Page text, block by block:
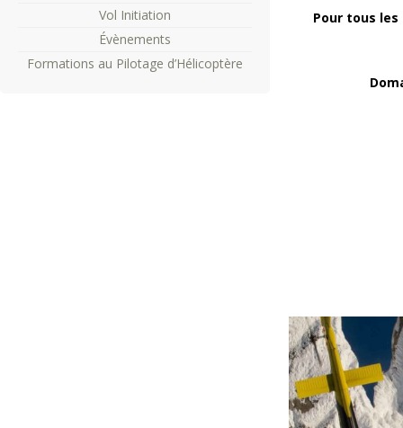
Vol Initiation
Évènements
Formations au Pilotage d’Hélicoptère
Pour tous